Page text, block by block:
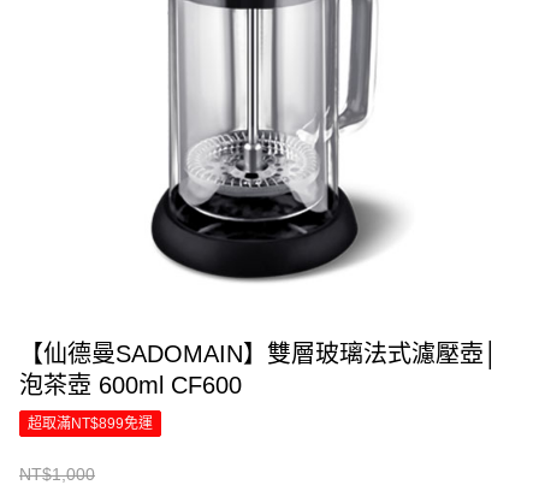
【仙德曼SADOMAIN】雙層玻璃法式濾壓壺│
泡茶壺 600ml CF600
超取滿NT$899免運
NT$1,000